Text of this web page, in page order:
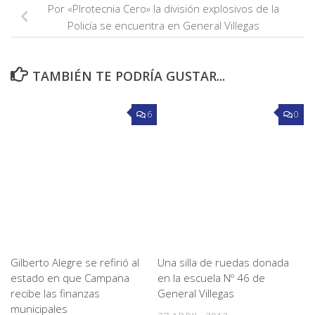
Por «PIrotecnia Cero» la división explosivos de la
Policía se encuentra en General Villegas
TAMBIÉN TE PODRÍA GUSTAR...
6
Gilberto Alegre se refirió al
estado en que Campana
recibe las finanzas
municipales
0
Una silla de ruedas donada
en la escuela Nº 46 de
General Villegas